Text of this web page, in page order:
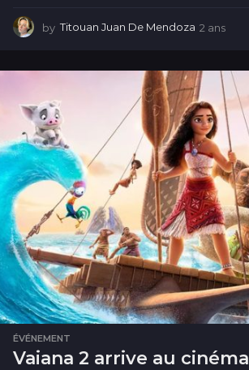
by Titouan Juan De Mendoza 2 ans
s
ÉVÉNEMENT
Vaiana 2 arrive au cinéma